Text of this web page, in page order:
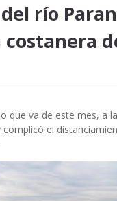
río
que va de este mes, a
el